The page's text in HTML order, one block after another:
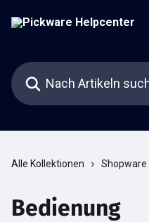
Nach Artikeln suchen …
Alle Kollektionen Shopware
Bedienung